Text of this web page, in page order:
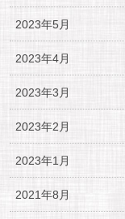
2023年5月
2023年4月
2023年3月
2023年2月
2023年1月
2021年8月